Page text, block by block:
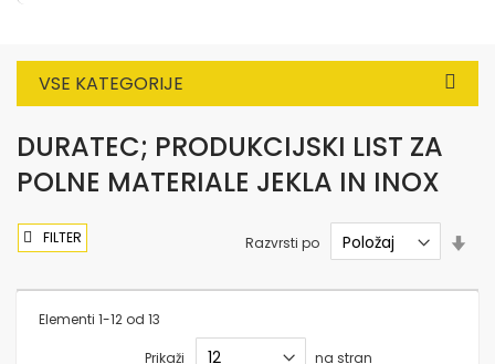
VSE KATEGORIJE
DURATEC; PRODUKCIJSKI LIST ZA
POLNE MATERIALE JEKLA IN INOX
Elementi 1-12 od 13
Prikaži na stran
Razvrsti po
FILTER